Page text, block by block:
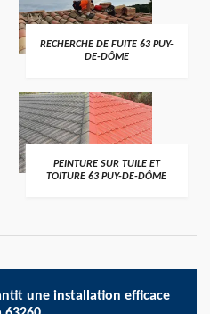
RECHERCHE DE FUITE 63 PUY-
DE-DÔME
PEINTURE SUR TUILE ET
TOITURE 63 PUY-DE-DÔME
une installation efficace